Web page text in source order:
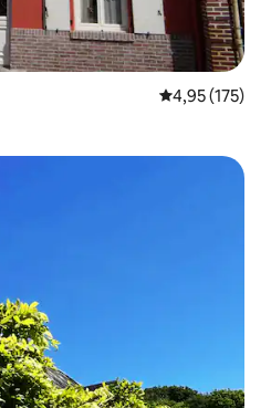
Середня
4,95 (175)